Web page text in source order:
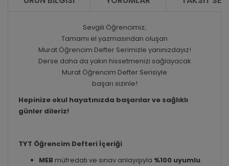
Sevgili Öğrencimiz;
Tamamı el yazmasından oluşan
Murat Öğrencim Defter Serimizle yanınızdayız!
Derse daha da yakın hissetmenizi sağlayacak
Murat Öğrencim Defter Serisiyle
başarı sizinle!
Hepinize okul hayatınızda başarılar ve sağlıklı
günler dileriz!
TYT Öğrencim Defteri İçeriği
MEB müfredatı ve sınav anlayışıyla %100 uyumlu